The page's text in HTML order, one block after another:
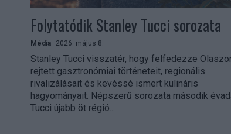
Folytatódik Stanley Tucci sorozata
Média 2026. május 8.
Stanley Tucci visszatér, hogy felfedezze
rejtett gasztronómiai történeteit, regionális
rivalizálásait és kevéssé ismert kulináris
hagyományait. Népszerű sorozata második
Tucci újabb öt régió...